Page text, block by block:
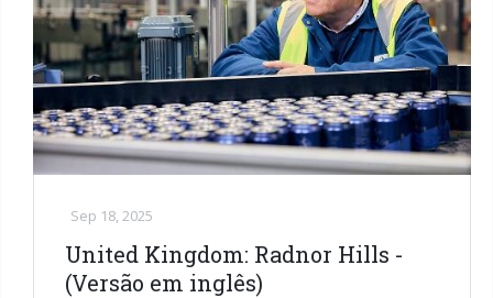
Sep 18, 2025
United Kingdom: Radnor Hills -
(Versão em inglês)